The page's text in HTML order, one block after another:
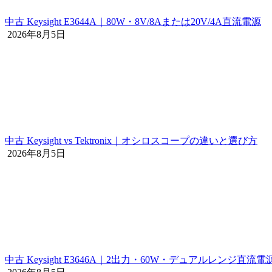
中古 Keysight E3644A｜80W・8V/8Aまたは20V/4A直流電源
2026年8月5日
中古 Keysight vs Tektronix｜オシロスコープの違いと選び方
2026年8月5日
中古 Keysight E3646A｜2出力・60W・デュアルレンジ直流電